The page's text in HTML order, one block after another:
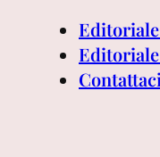
Contattaci